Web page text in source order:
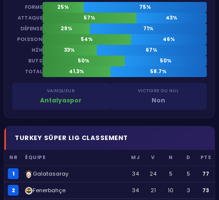
FORME 25%
75%
ATTAQUE
57%
43%
DÉFENSE
29%
71%
POISSON
54%
46%
H2H
33%
67%
BUTS
50%
50%
TOTAL
41.3% 58.7%
VAINQUEUR
Antalyaspor
VICTOIRE OU NUL
Non
TURKEY SÜPER LIG CLASSEMENT
NR ÉQUIPE MJ V N D PTS
1 Galatasaray 34 24 5 5 77
2 Fenerbahçe 34 21 10 3 73